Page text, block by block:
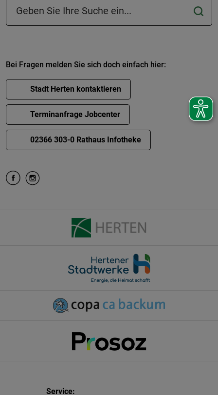
Suchfeld in der Fußzeile
Bei Fragen melden Sie sich doch einfach hier:
Stadt Herten kontaktieren
Terminanfrage Jobcenter
02366 303-0 Rathaus Infotheke